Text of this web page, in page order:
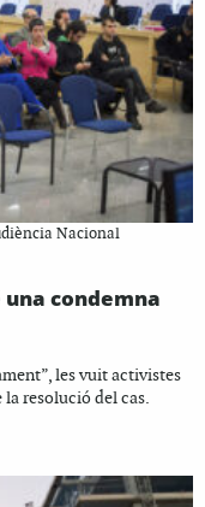
Nacional
condemna
les vuit activistes
la resolució del cas.